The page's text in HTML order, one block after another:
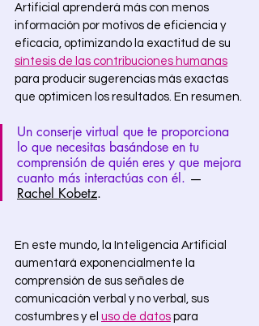
Artificial aprenderá más con menos
información por motivos de eficiencia y
eficacia, optimizando la exactitud de su
síntesis de las contribuciones humanas
para producir sugerencias más exactas
que optimicen los resultados. En resumen.
Un conserje virtual que te proporciona
lo que necesitas basándose en tu
comprensión de quién eres y que mejora
cuanto más interactúas con él. —
Rachel Kobetz.
En este mundo, la Inteligencia Artificial
aumentará exponencialmente la
comprensión de sus señales de
comunicación verbal y no verbal, sus
costumbres y el uso de datos para